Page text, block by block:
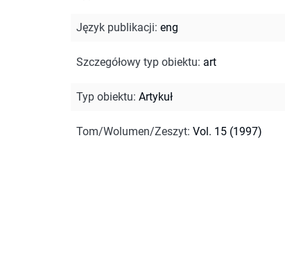
Język publikacji: eng
Szczegółowy typ obiektu: art
Typ obiektu: Artykuł
Tom/Wolumen/Zeszyt: Vol. 15 (1997)